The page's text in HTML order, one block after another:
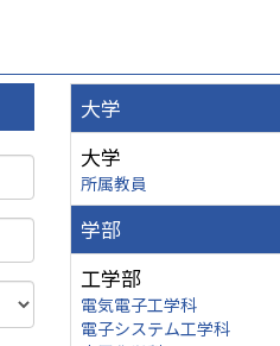
大学
大学
所属教員
学部
工学部
電気電子工学科
電子システム工学科